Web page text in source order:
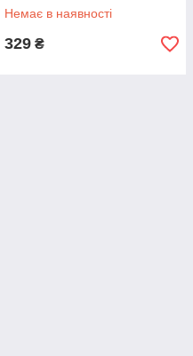
Немає в наявності
329 ₴